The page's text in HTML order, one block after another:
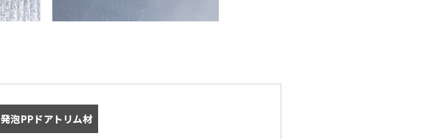
発泡PPドアトリム材